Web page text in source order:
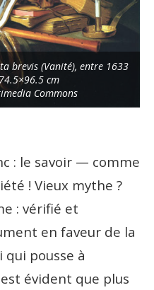
brevis (Vanité), entre 1633
cm
Commons
: le savoir — comme
! Vieux mythe ?
: vérifié et
en faveur de la
pousse à
évident que plus